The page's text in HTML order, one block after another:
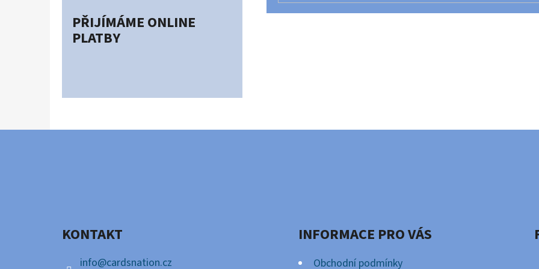
PŘIJÍMÁME ONLINE
PLATBY
KONTAKT
info@cardsnation.cz
INFORMACE PRO VÁS
Obchodní podmínky